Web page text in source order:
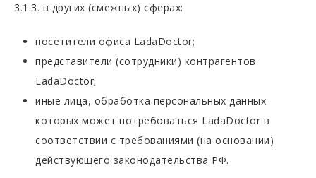
3.1.3. в других (смежных) сферах:
посетители офиса LadaDoctor;
представители (сотрудники) контрагентов
LadaDoctor;
иные лица, обработка персональных данных
которых может потребоваться LadaDoctor в
соответствии с требованиями (на основании)
действующего законодательства РФ.